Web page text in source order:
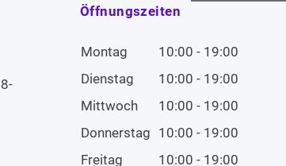
Öffnungszeiten
Montag
10:00 - 19:00
Dienstag
10:00 - 19:00
Mittwoch
10:00 - 19:00
Donnerstag 10:00 - 19:00
Freitag
10:00 - 19:00